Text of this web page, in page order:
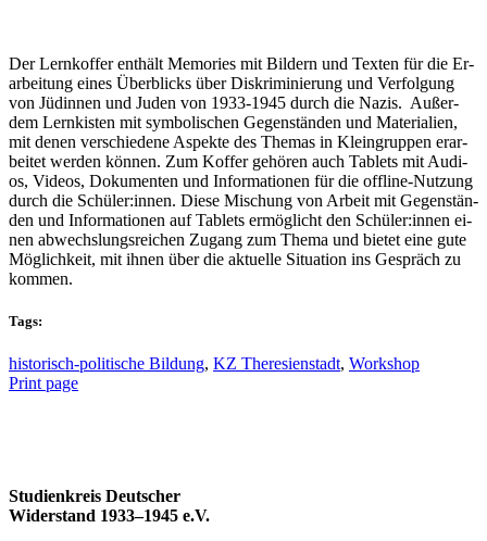
Der Lern­kof­fer ent­hält Me­mo­ries mit Bil­dern und Tex­ten für die Er­
ar­bei­tung ei­nes Über­blicks über Dis­kri­mi­nie­rung und Ver­fol­gung
von Jü­din­nen und Ju­den von 1933-1945 durch die Na­zis. Au­ßer­
dem Lern­kis­ten mit sym­bo­li­schen Ge­gen­stän­den und Ma­te­ria­li­en,
mit de­nen ver­schie­de­ne Aspek­te des The­mas in Klein­grup­pen er­ar­
bei­tet wer­den kön­nen. Zum Kof­fer ge­hö­ren auch Ta­blets mit Au­di­
os, Vi­de­os, Do­ku­men­ten und In­for­ma­tio­nen für die off­line-Nut­zung
durch die Schüler:innen. Die­se Mi­schung von Ar­beit mit Ge­gen­stän­
den und In­for­ma­tio­nen auf Ta­blets er­mög­licht den Schüler:innen ei­
nen ab­wechs­lungs­rei­chen Zu­gang zum The­ma und bie­tet ei­ne gu­te
Mög­lich­keit, mit ih­nen über die ak­tu­el­le Si­tua­ti­on ins Ge­spräch zu
kommen.
Tags:
historisch-politische Bildung, KZ Theresienstadt, Workshop
Print page
Studienkreis Deutscher
Widerstand 1933–1945 e.V.